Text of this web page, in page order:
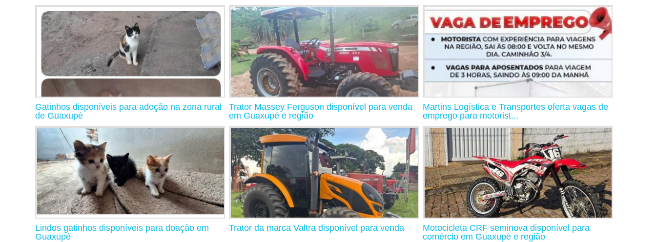
Gatinhos disponíveis para adoção na zona rural
de Guaxupé
Trator Massey Ferguson disponível para venda
em Guaxupé e região
Martins Logística e Transportes oferta vagas de
emprego para motorist...
Lindos gatinhos disponíveis para doação em
Guaxupé
Trator da marca Valtra disponível para venda
Motocicleta CRF seminova disponível para
comércio em Guaxupé e região